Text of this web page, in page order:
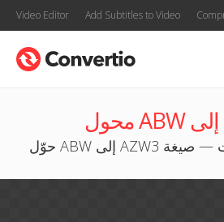
Video Editor Add Subtitles to Video